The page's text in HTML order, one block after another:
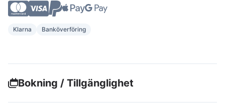
Klarna Banköverföring
Bokning / Tillgänglighet